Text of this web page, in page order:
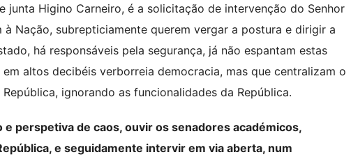
junta Higino Carneiro, é a solicitação de intervenção do Senhor
Nação, subrepticiamente querem vergar a postura e dirigir a
há responsáveis pela segurança, já não espantam estas
altos decibéis verborreia democracia, mas que centralizam o
ignorando as funcionalidades da República.
perspetiva de caos, ouvir os senadores académicos,
e seguidamente intervir em via aberta, num